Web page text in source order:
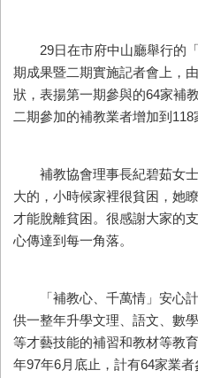
29日在市府中山廳舉行的「
期成果暨二期實施記者會上，
狀，表揚第一期參與的64家補
二期參加的補教業者增加到118
補教協會理事長紀碧茹女士
大的，小時候家裡很貧困，她
才能脫離貧困。很感謝大家的
心傳達到每一角落。
「補教心、千萬情」安心計
供一整年升學文理、語文、數
等才藝技能的補習和教材等教
年97年6月底止，計有64家業